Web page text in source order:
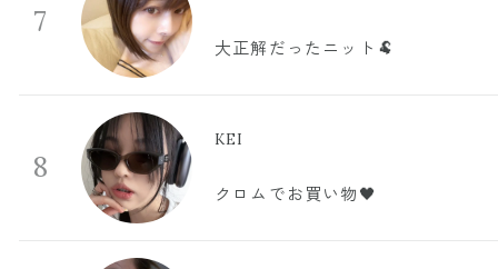
7
大正解だったニット🐏
8
KEI
クロムでお買い物🖤